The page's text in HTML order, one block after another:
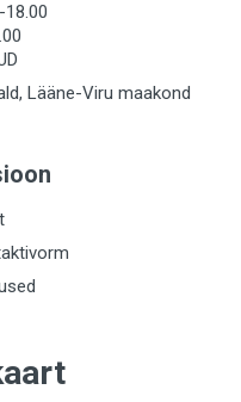
18.00
Lääne-Viru maakond